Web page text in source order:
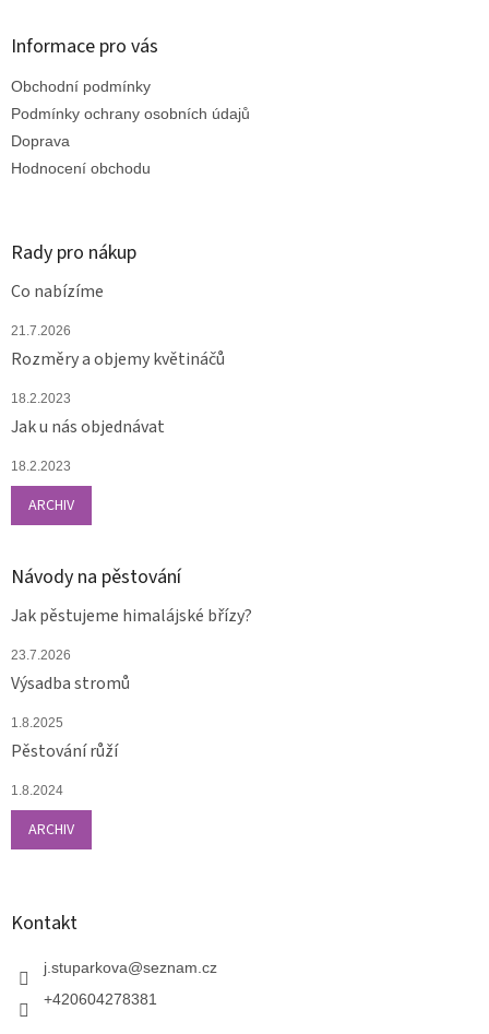
Informace pro vás
Obchodní podmínky
Podmínky ochrany osobních údajů
Doprava
Hodnocení obchodu
Rady pro nákup
Co nabízíme
21.7.2026
Rozměry a objemy květináčů
18.2.2023
Jak u nás objednávat
18.2.2023
ARCHIV
Návody na pěstování
Jak pěstujeme himalájské břízy?
23.7.2026
Výsadba stromů
1.8.2025
Pěstování růží
1.8.2024
ARCHIV
Kontakt
j.stuparkova@seznam.cz
+420604278381